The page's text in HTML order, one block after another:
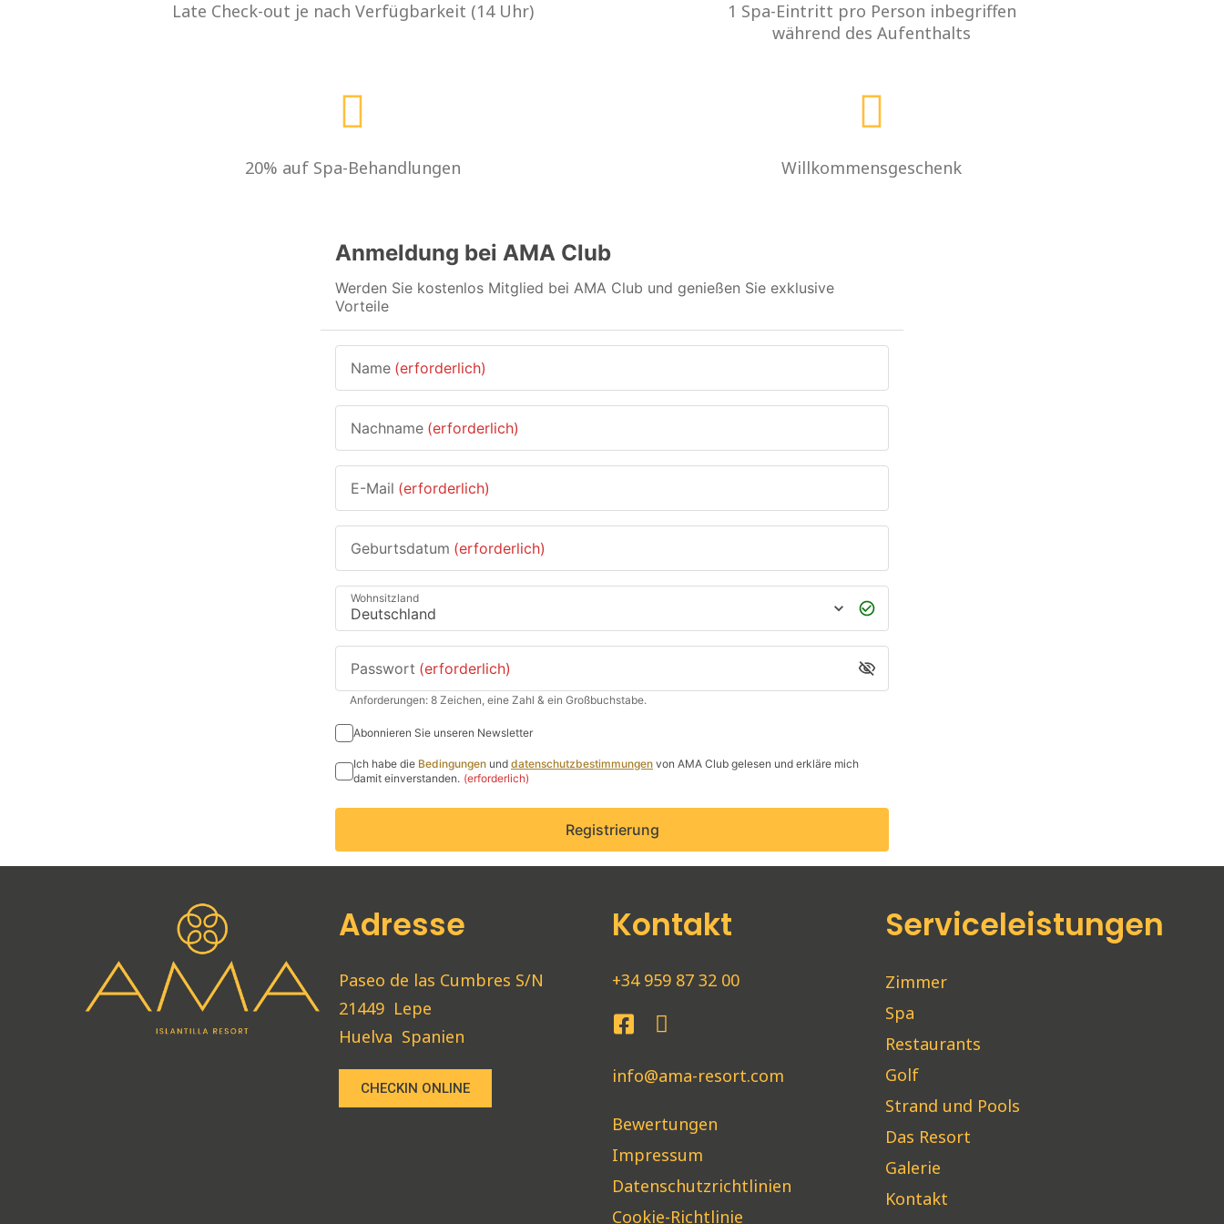
Late Check-out je nach Verfügbarkeit (14 Uhr)
1 Spa-Eintritt pro Person inbegriffen
während des Aufenthalts
20% auf Spa-Behandlungen Willkommensgeschenk
Anmeldung bei AMA Club
Werden Sie kostenlos Mitglied bei AMA Club und genießen Sie exklusive
Vorteile
Name (erforderlich)
Nachname (erforderlich)
E-Mail (erforderlich)
Geburtsdatum (erforderlich)
Wohnsitzland
Passwort (erforderlich)
Anforderungen: 8 Zeichen, eine Zahl & ein Großbuchstabe.
Abonnieren Sie unseren Newsletter
Ich habe die Bedingungen und datenschutzbestimmungen von AMA Club gelesen und erkläre mich
damit einverstanden. (erforderlich)
Registrierung
Adresse
Paseo de las Cumbres S/N
21449 Lepe
Huelva Spanien
CHECKIN ONLINE
Kontakt
+34 959 87 32 00
info@ama-resort.com
Bewertungen
Impressum
Datenschutzrichtlinien
Cookie-Richtlinie
Serviceleistungen
Zimmer
Spa
Restaurants
Golf
Strand und Pools
Das Resort
Galerie
Kontakt